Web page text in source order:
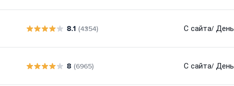
8.1 (4354) С сайта/ День
8 (6965) С сайта/ День